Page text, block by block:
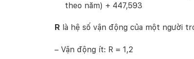
theo năm) + 447,593
R là hệ số vận động của một người
– Vận động ít: R = 1,2